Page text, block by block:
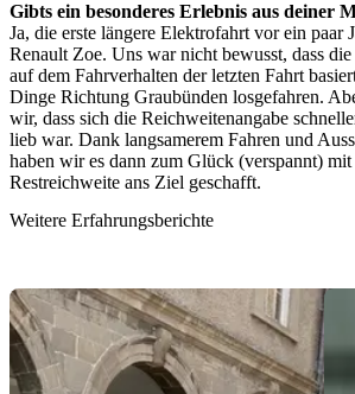
Gibts ein besonderes Erlebnis aus deiner
Ja, die erste längere Elektrofahrt vor ein paar
Renault Zoe. Uns war nicht bewusst, dass
auf dem Fahrverhalten der letzten Fahrt
Dinge Richtung Graubünden losgefahren.
wir, dass sich die Reichweitenangabe
lieb war. Dank langsamerem Fahren und
haben wir es dann zum Glück (verspannt)
Restreichweite ans Ziel geschafft.
Weitere Erfahrungsberichte